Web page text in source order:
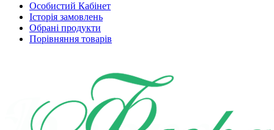
Особистий Кабінет
Історія замовлень
Обрані продукти
Порівняння товарів